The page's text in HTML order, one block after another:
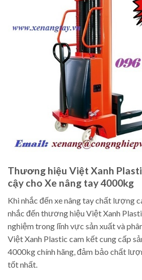
Thương hiệu Việt Xanh
cậy cho Xe nâng tay 4000kg
Khi nhắc đến xe nâng tay chất lượng
nhắc đến thương hiệu Việt Xanh
nghiệm trong lĩnh vực sản xuất và
Việt Xanh Plastic cam kết cung cấp
4000kg chính hãng, đảm bảo chất
tốt nhất.